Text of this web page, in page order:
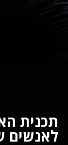
תכנית
לאנשים